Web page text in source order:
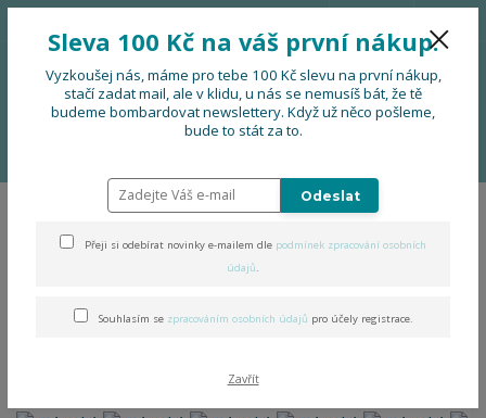
Menu
0 Kč
Dámská folklorní mikina bez
Sleva 100 Kč na váš první nákup.
Vyzkoušej nás, máme pro tebe 100 Kč slevu na první nákup,
stačí zadat mail, ale v klidu, u nás se nemusíš bát, že tě
budeme bombardovat newslettery. Když už něco pošleme,
bude to stát za to.
Odeslat
Přeji si odebírat novinky e-mailem dle podmínek zpracování osobních
údajů.
Souhlasím se zpracováním osobních údajů pro účely registrace.
Zavřít